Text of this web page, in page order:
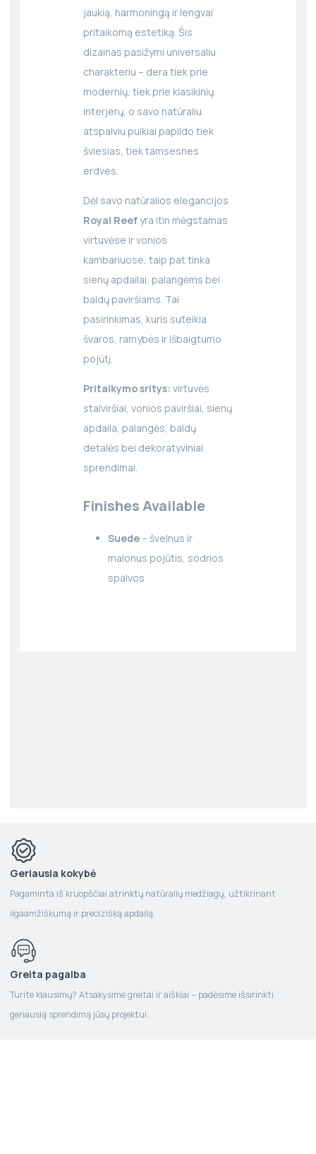
jaukią, harmoningą ir lengvai
pritaikomą estetiką. Šis
dizainas pasižymi universaliu
charakteriu – dera tiek prie
modernių, tiek prie klasikinių
interjerų, o savo natūraliu
atspalviu puikiai papildo tiek
šviesias, tiek tamsesnes
erdves.
Dėl savo natūralios elegancijos
Royal Reef yra itin mėgstamas
virtuvėse ir vonios
kambariuose, taip pat tinka
sienų apdailai, palangėms bei
baldų paviršiams. Tai
pasirinkimas, kuris suteikia
švaros, ramybės ir išbaigtumo
pojūtį.
Pritaikymo sritys: virtuvės
stalviršiai, vonios paviršiai, sienų
apdaila, palangės, baldų
detalės bei dekoratyviniai
sprendimai.
Finishes Available
Suede – švelnus ir
malonus pojūtis, sodrios
spalvos
Geriausia kokybė
Pagaminta iš kruopščiai atrinktų natūralių medžiagų, užtikrinant
ilgaamžiškumą ir precizišką apdailą.
Greita pagalba
Turite klausimų? Atsakysime greitai ir aiškiai – padėsime išsirinkti
geriausią sprendimą jūsų projektui.